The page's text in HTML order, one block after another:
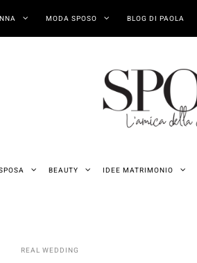
MODA SPOSO BLOG DI PAOLA
BEAUTY IDEE MATRIMONIO
REAL WEDDING